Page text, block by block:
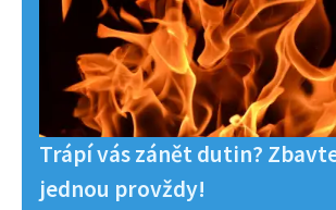
Trápí vás zánět dutin?
jednou provždy!